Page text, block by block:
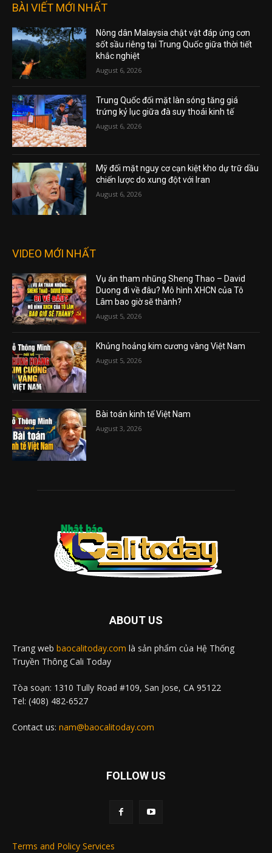
BÀI VIẾT MỚI NHẤT
Nông dân Malaysia chật vật đáp ứng cơn
sốt sầu riêng tại Trung Quốc giữa thời tiết
khắc nghiệt
August 6, 2026
Trung Quốc đối mặt làn sóng tăng giá
trứng kỷ lục giữa đà suy thoái kinh tế
August 6, 2026
Mỹ đối mặt nguy cơ cạn kiệt kho dự trữ dầu
chiến lược do xung đột với Iran
August 6, 2026
VIDEO MỚI NHẤT
Vụ án tham nhũng Sheng Thao – David
Duong đi về đâu? Mô hình XHCN của Tô
Lâm bao giờ sẽ thành?
August 5, 2026
Khủng hoảng kim cương vàng Việt Nam
August 5, 2026
Bài toán kinh tế Việt Nam
August 3, 2026
ABOUT US
Trang web baocalitoday.com là sản phẩm của Hệ Thống
Truyền Thông Cali Today
Tòa soạn: 1310 Tully Road #109, San Jose, CA 95122
Tel: (408) 482-6527
Contact us: nam@baocalitoday.com
FOLLOW US
Terms and Policy Services